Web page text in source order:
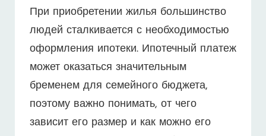
При приобретении жилья большинство
людей сталкивается с необходимостью
оформления ипотеки. Ипотечный платеж
может оказаться значительным
бременем для семейного бюджета,
поэтому важно понимать, от чего
зависит его размер и как можно его